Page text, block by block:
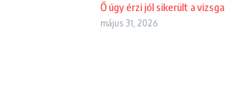
Ő úgy érzi jól sikerült a vizsga
május 31, 2026